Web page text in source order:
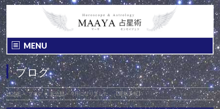
MENU
ブログ
HOME» ブログ » 未分類» 9月になりました。【運氣予報】